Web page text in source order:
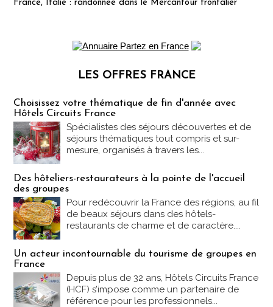
France, Italie : randonnée dans le Mercantour frontalier
LES OFFRES FRANCE
Choisissez votre thématique de fin d'année avec
Hôtels Circuits France
Spécialistes des séjours découvertes et de
séjours thématiques tout compris et sur-
mesure, organisés à travers les...
Des hôteliers-restaurateurs à la pointe de l'accueil
des groupes
Pour redécouvrir la France des régions, au fil
de beaux séjours dans des hôtels-
restaurants de charme et de caractère....
Un acteur incontournable du tourisme de groupes en
France
Depuis plus de 32 ans, Hôtels Circuits France
(HCF) s’impose comme un partenaire de
référence pour les professionnels...